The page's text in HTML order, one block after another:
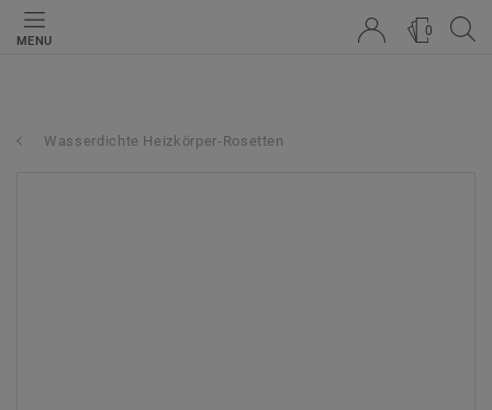
MENU
0
Wasserdichte Heizkörper-Rosetten